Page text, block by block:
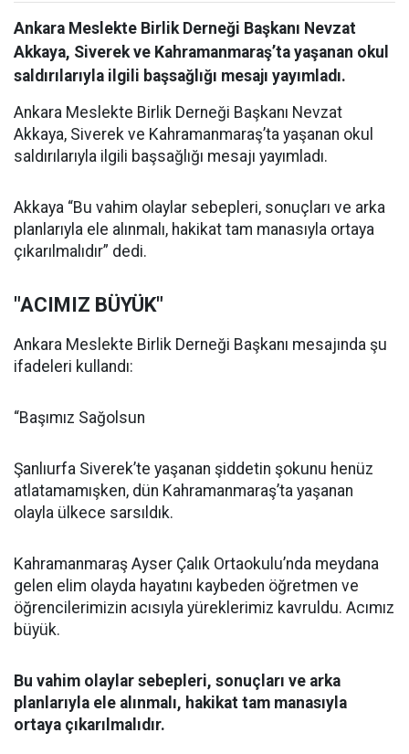
Ankara Meslekte Birlik Derneği Başkanı Nevzat
Akkaya, Siverek ve Kahramanmaraş’ta yaşanan okul
saldırılarıyla ilgili başsağlığı mesajı yayımladı.
Ankara Meslekte Birlik Derneği Başkanı Nevzat
Akkaya, Siverek ve Kahramanmaraş’ta yaşanan okul
saldırılarıyla ilgili başsağlığı mesajı yayımladı.
Akkaya “Bu vahim olaylar sebepleri, sonuçları ve arka
planlarıyla ele alınmalı, hakikat tam manasıyla ortaya
çıkarılmalıdır” dedi.
"ACIMIZ BÜYÜK"
Ankara Meslekte Birlik Derneği Başkanı mesajında şu
ifadeleri kullandı:
“Başımız Sağolsun
Şanlıurfa Siverek’te yaşanan şiddetin şokunu henüz
atlatamamışken, dün Kahramanmaraş’ta yaşanan
olayla ülkece sarsıldık.
Kahramanmaraş Ayser Çalık Ortaokulu’nda meydana
gelen elim olayda hayatını kaybeden öğretmen ve
öğrencilerimizin acısıyla yüreklerimiz kavruldu. Acımız
büyük.
Bu vahim olaylar sebepleri, sonuçları ve arka
planlarıyla ele alınmalı, hakikat tam manasıyla
ortaya çıkarılmalıdır.